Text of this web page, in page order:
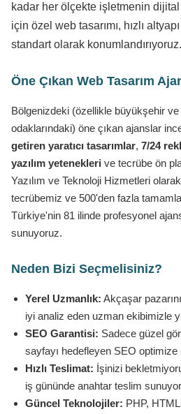
kadar her ölçekte işletmenin
için özel web tasarımı, hızlı
standart olarak konumlandırıyoruz.
Öne Çıkan Web Tasarım
Bölgenizdeki (özellikle büyükşehir
odaklarındaki) öne çıkan ajanslar
getiren yaratıcı tasarımlar, 7/24
yazılım yetenekleri ve tecrübe ön
Yazılım ve Teknoloji Hizmetleri
tecrübemiz ve 500'den fazla
Türkiye'nin 81 ilinde profesyonel
sunuyoruz.
Neden Bizi Seçmelisiniz?
Yerel Uzmanlık: Akçaşar
iyi analiz eden uzman ekibimizle
SEO Garantisi: Sadece güzel
sayfayı hedefleyen SEO optimize
Hızlı Teslimat: İşinizi
iş gününde anahtar teslim
Güncel Teknolojiler: PHP,